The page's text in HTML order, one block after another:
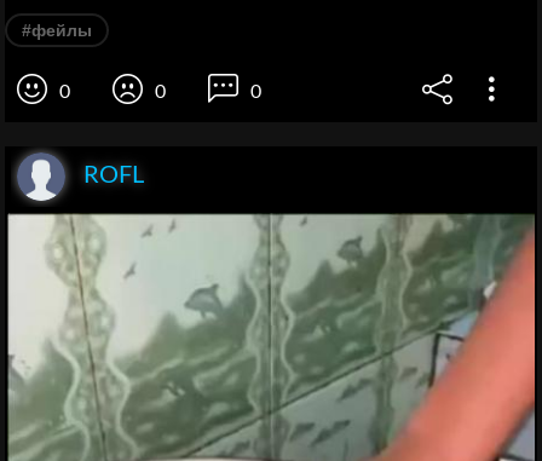
#фейлы
0 0 0
ROFL